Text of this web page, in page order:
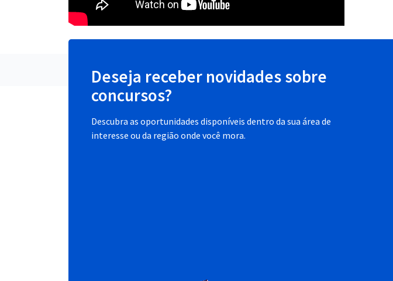
Deseja receber novidades sobre
concursos?
Descubra as oportunidades disponíveis dentro da sua área de
interesse ou da região onde você mora.